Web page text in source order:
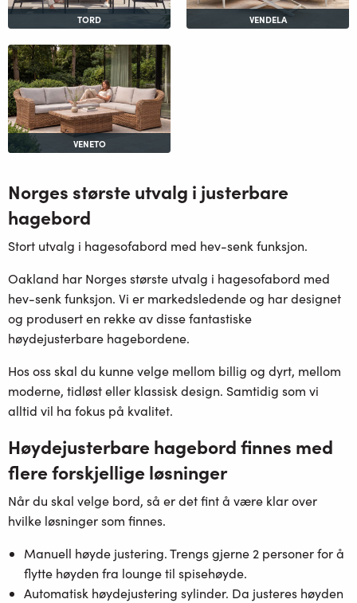
TORD VENDELA
VENETO
Norges største utvalg i justerbare
hagebord
Stort utvalg i hagesofabord med hev-senk funksjon.
Oakland har Norges største utvalg i hagesofabord med
hev-senk funksjon. Vi er markedsledende og har designet
og produsert en rekke av disse fantastiske
høydejusterbare hagebordene.
Hos oss skal du kunne velge mellom billig og dyrt, mellom
moderne, tidløst eller klassisk design. Samtidig som vi
alltid vil ha fokus på kvalitet.
Høydejusterbare hagebord finnes med
flere forskjellige løsninger
Når du skal velge bord, så er det fint å være klar over
hvilke løsninger som finnes.
Manuell høyde justering. Trengs gjerne 2 personer for å
flytte høyden fra lounge til spisehøyde.
Automatisk høydejustering sylinder. Da justeres høyden